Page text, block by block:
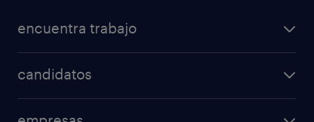
encuentra trabajo
candidatos